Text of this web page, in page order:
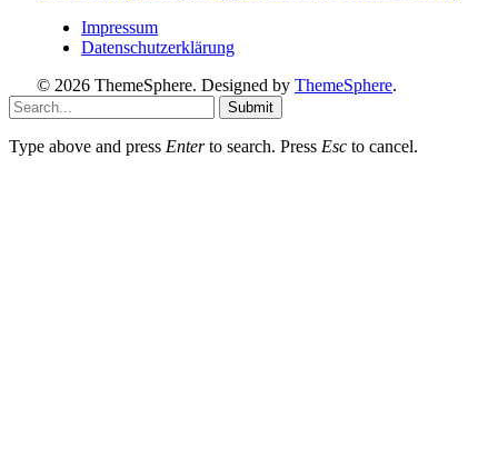
Impressum
Datenschutzerklärung
© 2026 ThemeSphere. Designed by ThemeSphere.
Submit
Type above and press Enterto search. Press Esc to cancel.